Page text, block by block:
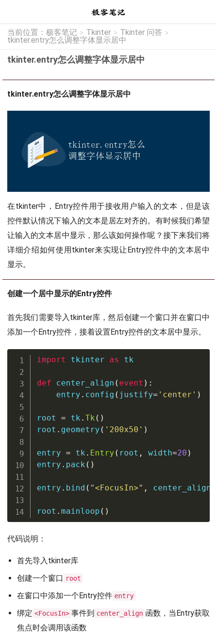
当前位置： 极客笔记 > Tkinter > Tkinter 问答 >
tkinter.entry怎么调整字体显示居中
tkinter.entry怎么调整字体显示居中
tkinter.entry怎么调整字体显示居中
在tkinter中，Entry控件用于接收用户输入的文本，但是该
控件默认情况下输入的文本是居左对齐的。有时候我们希望
让输入的文本居中显示，那么该如何操作呢？接下来我们将
详细介绍如何使用tkinter来实现让Entry控件中的文本居中
显示。
创建一个居中显示的Entry控件
首先我们需要导入tkinter库，然后创建一个窗口并在窗口中
添加一个Entry控件，接着设置Entry控件的文本居中显示。
import tkinter as tk
def center_align ( event ) :
    entry
. config ( justify= 'center' )
root = tk . Tk ( )
root . geometry ( '200x50' )
entry = tk . Entry ( root , width=20 )
entry . pack ( )
entry . bind ( "<FocusIn>" , center_align
root . mainloop ( )
代码说明：
首先导入tkinter库
创建一个窗口 root
在窗口中添加一个Entry控件 entry
绑定 <FocusIn> 事件到 center_align 函数，当Entry获取
焦点时会调用该函数